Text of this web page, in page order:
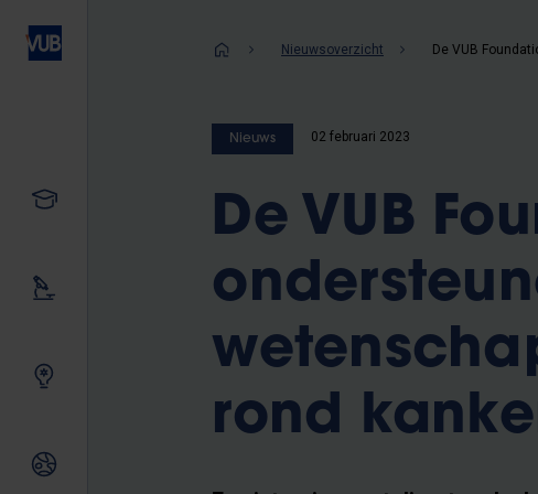
Ons onderzoek
Kruimelpad
Nieuwsoverzicht
Nieuws 02 februari 2023
De VUB
rond